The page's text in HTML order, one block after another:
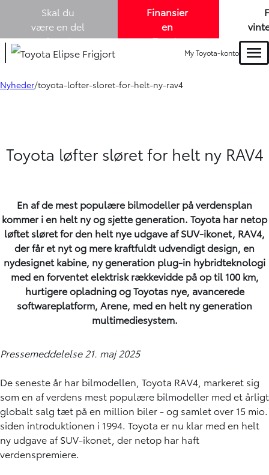
Skal du
være en del
af Louis
Lund A/S? -
kollegaer i
Finansier
en
Toyota
1,99% i
en
My Toyota-konto
Nyheder toyota-lofter-sloret-for-helt-ny-rav4
Toyota løfter sløret for helt ny RAV4
En af de mest populære bilmodeller på verdensplan
kommer i en helt ny og sjette generation. Toyota har netop
løftet sløret for den helt nye udgave af SUV-ikonet, RAV4,
der får et nyt og mere kraftfuldt udvendigt design, en
nydesignet kabine, ny generation plug-in hybridteknologi
med en forventet elektrisk rækkevidde på op til 100 km,
hurtigere opladning og Toyotas nye, avancerede
softwareplatform, Arene, med en helt ny generation
multimediesystem.
Pressemeddelelse 21. maj 2025
De seneste år har bilmodellen, Toyota RAV4, markeret sig
som en af verdens mest populære bilmodeller med et årligt
globalt salg tæt på en million biler - og samlet over 15 mio.
siden introduktionen i 1994. Toyota er nu klar med en helt
ny udgave af SUV-ikonet, der netop har haft
verdenspremiere.